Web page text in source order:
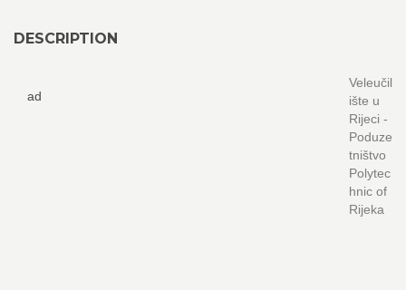
DESCRIPTION
ad
Veleučil
ište u
Rijeci -
Poduze
tništvo
Polytec
hnic of
Rijeka